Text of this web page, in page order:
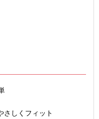
さしくフィット